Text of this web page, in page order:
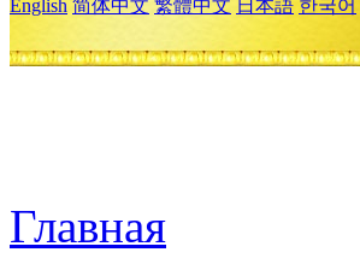
English 简体中文 繁體中文 日本語 한국어
Главная